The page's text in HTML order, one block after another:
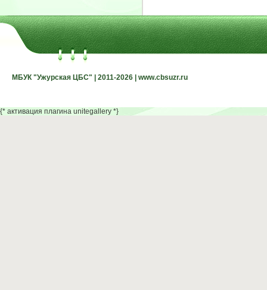
МБУК "Ужурская ЦБС" | 2011-2026 | www.cbsuzr.ru
МБУК "Ужурская ЦБС" | 2011-2026 | www.cbsuzr.ru
{* активация плагина unitegallery *}